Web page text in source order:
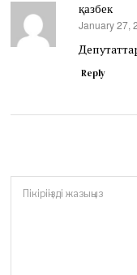
қазбек
says:
January 27,
Reply